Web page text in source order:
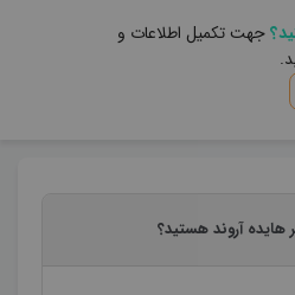
جهت تکمیل اطلاعات و
هایده آروند هستید؟